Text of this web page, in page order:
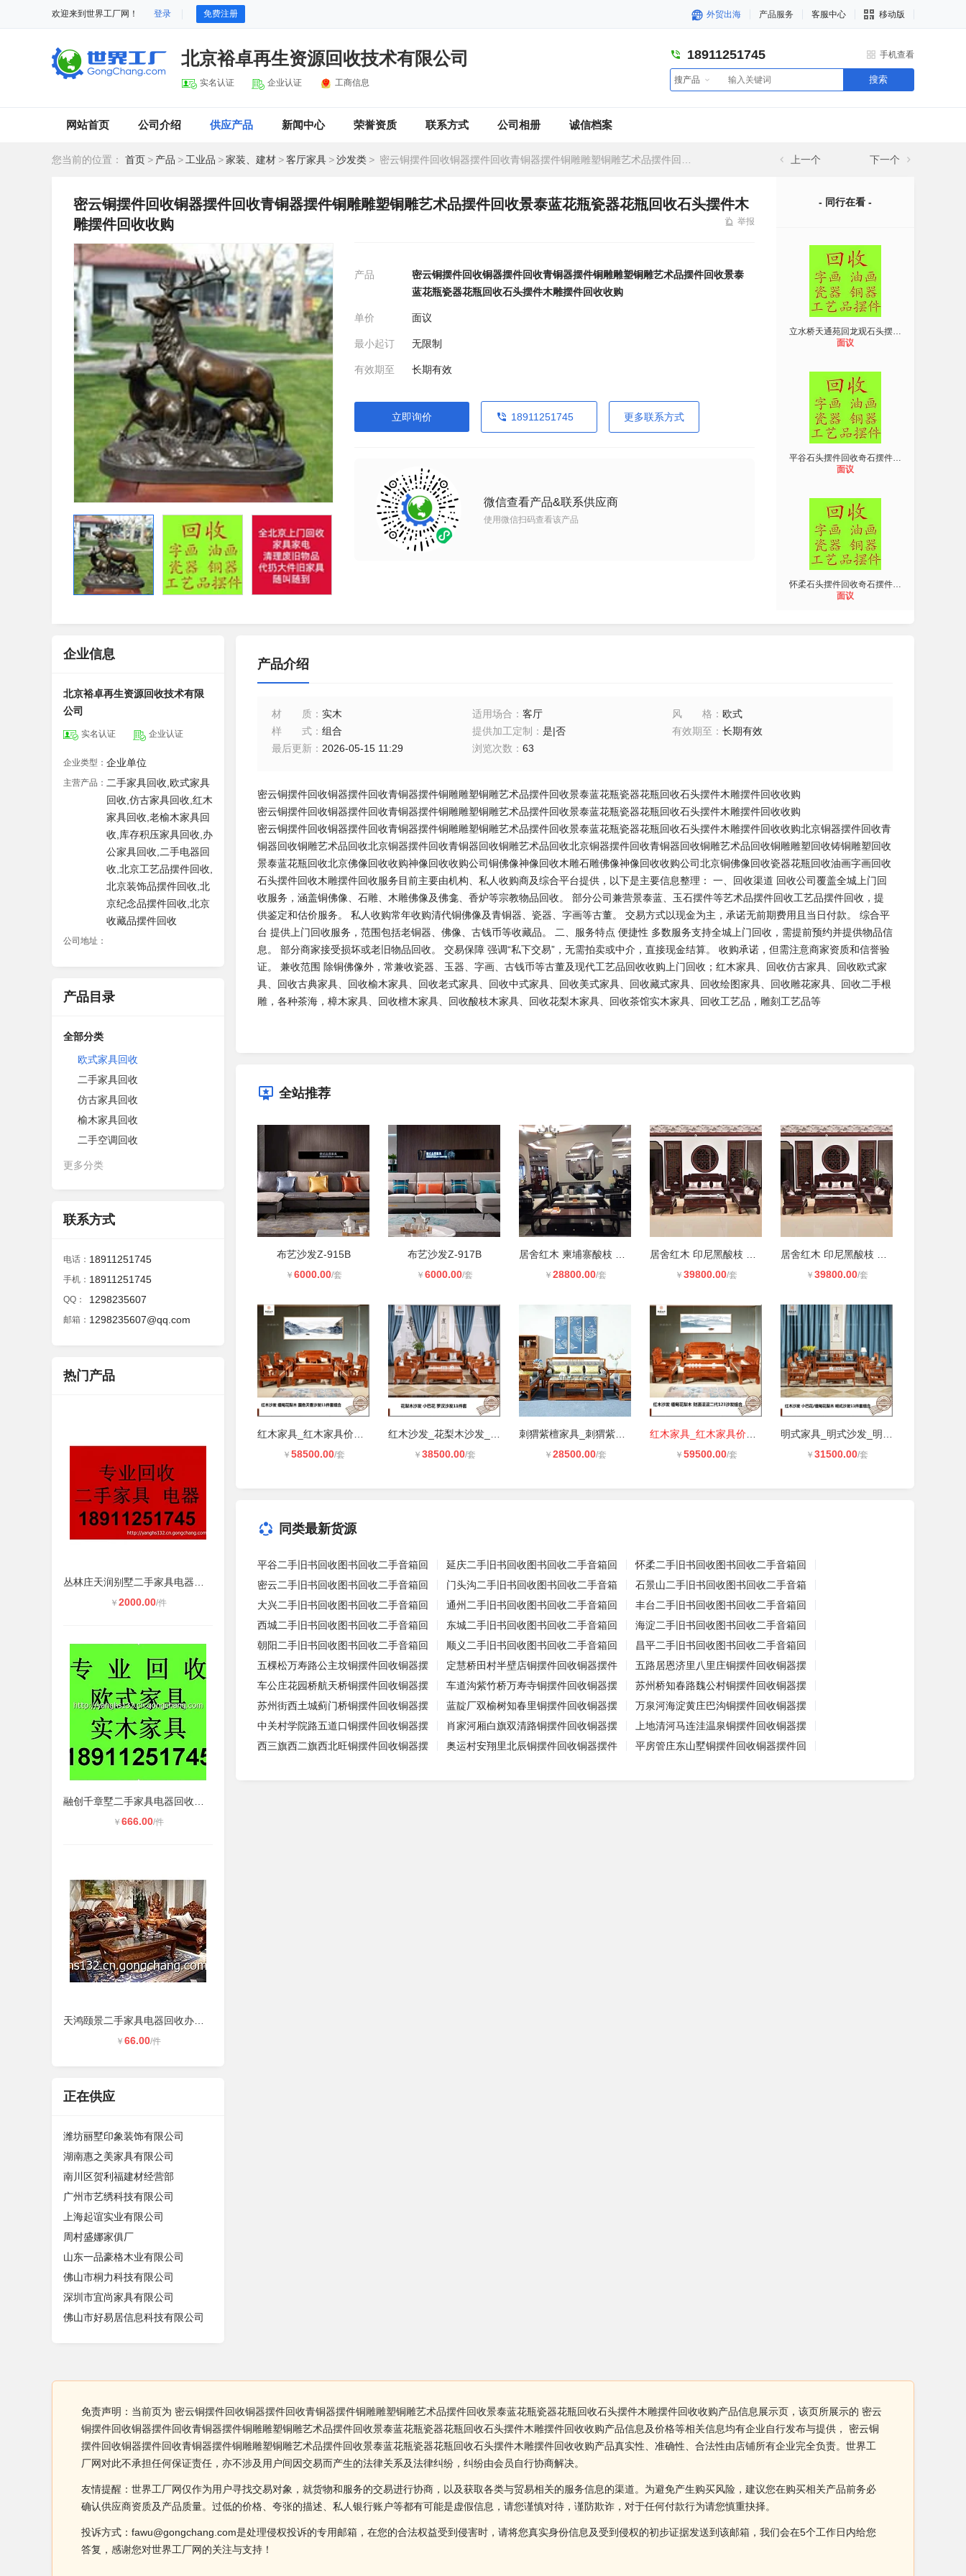
欢迎来到世界工厂网！ 登录 免费注册 外贸出海 产品服务 客服中心 移动版
北京裕卓再生资源回收技术有限公司
实名认证 企业认证 工商信息
18911251745 手机查看
搜产品 搜索
网站首页 公司介绍 供应产品 新闻中心 荣誉资质 联系方式 公司相册 诚信档案
您当前的位置： 首页 > 产品 > 工业品 >家装、建材 >客厅家具 >沙发类 > 密云铜摆件回收铜器摆件回收青铜器摆件铜雕雕塑铜雕艺术品摆件回收景泰蓝花瓶瓷器花瓶回收石头摆件木雕摆件回收收购 上一个 下一个
密云铜摆件回收铜器摆件回收青铜器摆件铜雕雕塑铜雕艺术品摆件回收景泰蓝花瓶瓷器花瓶回收石头摆件木
雕摆件回收收购
举报
产品
密云铜摆件回收铜器摆件回收青铜器摆件铜雕雕塑铜雕艺术品摆件回收景泰
蓝花瓶瓷器花瓶回收石头摆件木雕摆件回收收购
单价 面议
最小起订 无限制
有效期至 长期有效
立即询价 18911251745 更多联系方式
微信查看产品&联系供应商
使用微信扫码查看该产品
- 同行在看 -
立水桥天通苑回龙观石头摆件回收奇石
面议
平谷石头摆件回收奇石摆件回收铜器摆
面议
怀柔石头摆件回收奇石摆件回收铜器摆
面议
企业信息
北京裕卓再生资源回收技术有限
公司
实名认证 企业认证
企业类型： 企业单位
主营产品： 二手家具回收,欧式家具
回收,仿古家具回收,红木
家具回收,老榆木家具回
收,库存积压家具回收,办
公家具回收,二手电器回
收,北京工艺品摆件回收,
北京装饰品摆件回收,北
京纪念品摆件回收,北京
收藏品摆件回收
公司地址：
产品目录
全部分类
欧式家具回收
二手家具回收
仿古家具回收
榆木家具回收
二手空调回收
更多分类
联系方式
电话： 18911251745
手机： 18911251745
QQ： 1298235607
邮箱： 1298235607@qq.com
热门产品
￥ 2000.00/件
￥ 666.00/件
￥ 66.00/件
正在供应
潍坊丽墅印象装饰有限公司
湖南惠之美家具有限公司
南川区贺利福建材经营部
广州市艺绣科技有限公司
上海起谊实业有限公司
周村盛娜家俱厂
山东一品豪格木业有限公司
佛山市桐力科技有限公司
深圳市宜尚家具有限公司
佛山市好易居信息科技有限公司
产品介绍
材质 ： 实木 适用场合 ： 客厅 风格 ：欧式
样式 ： 组合 提供加工定制 ： 是|否 有效期至 ：长期有效
最后更新 ： 2026-05-15 11:29 浏览次数 ： 63
密云铜摆件回收铜器摆件回收青铜器摆件铜雕雕塑铜雕艺术品摆件回收景泰蓝花瓶瓷器花瓶回收石头摆件木雕摆件回收收购
密云铜摆件回收铜器摆件回收青铜器摆件铜雕雕塑铜雕艺术品摆件回收景泰蓝花瓶瓷器花瓶回收石头摆件木雕摆件回收收购
密云铜摆件回收铜器摆件回收青铜器摆件铜雕雕塑铜雕艺术品摆件回收景泰蓝花瓶瓷器花瓶回收石头摆件木雕摆件回收收购北京铜器摆件回收青
铜器回收铜雕艺术品回收北京铜器摆件回收青铜器回收铜雕艺术品回收北京铜器摆件回收青铜器回收铜雕艺术品回收铜雕雕塑回收铸铜雕塑回收
景泰蓝花瓶回收北京佛像回收收购神像回收收购公司铜佛像神像回收木雕石雕佛像神像回收收购公司北京铜佛像回收瓷器花瓶回收油画字画回收
石头摆件回收木雕摆件回收服务目前主要由机构、私人收购商及综合平台提供，以下是主要信息整理： 一、回收渠道 回收公司‌覆盖全城上门回
收服务，涵盖铜佛像、石雕、木雕佛像及佛龛、香炉等宗教物品回收。 部分公司兼营景泰蓝、玉石摆件等艺术品摆件回收工艺品摆件回收，提
供鉴定和估价服务。 ‌私人收购‌常年收购清代铜佛像及青铜器、瓷器、字画等古董。 交易方式以现金为主，承诺无前期费用且当日付款。 ‌综合平
台‌ 提供上门回收服务，范围包括老铜器、佛像、古钱币等收藏品。 二、服务特点 ‌便捷性‌ 多数服务支持全城上门回收，需提前预约并提供物品信
息。 部分商家接受损坏或老旧物品回收。 ‌交易保障‌ 强调“私下交易”，无需拍卖或中介，直接现金结算。 收购承诺，但需注意商家资质和信誉验
证。 ‌兼收范围‌ 除铜佛像外，常兼收瓷器、玉器、字画、古钱币等古董及现代工艺品回收收购上门回收；红木家具、回收仿古家具、回收欧式家
具、回收古典家具、回收榆木家具、回收老式家具、回收中式家具、回收美式家具、回收藏式家具、回收绘图家具、回收雕花家具、回收二手根
雕，各种茶海，樟木家具、回收檀木家具、回收酸枝木家具、回收花梨木家具、回收茶馆实木家具、回收工艺品，雕刻工艺品等
全站推荐
布艺沙发Z-915B
￥ 6000.00/套
布艺沙发Z-917B
￥ 6000.00/套 ￥ 28800.00/套 ￥ 39800.00/套 ￥ 39800.00/套
￥ 58500.00/套 ￥ 38500.00/套 ￥ 28500.00/套 ￥ 59500.00/套 ￥ 31500.00/套
同类最新货源
平谷二手旧书回收图书回收二手音箱回 延庆二手旧书回收图书回收二手音箱回
怀柔二手旧书回收图书回收二手音箱回
密云二手旧书回收图书回收二手音箱回
门头沟二手旧书回收图书回收二手音箱
石景山二手旧书回收图书回收二手音箱
大兴二手旧书回收图书回收二手音箱回
通州二手旧书回收图书回收二手音箱回
丰台二手旧书回收图书回收二手音箱回
西城二手旧书回收图书回收二手音箱回
东城二手旧书回收图书回收二手音箱回
海淀二手旧书回收图书回收二手音箱回
朝阳二手旧书回收图书回收二手音箱回
顺义二手旧书回收图书回收二手音箱回
昌平二手旧书回收图书回收二手音箱回
五棵松万寿路公主坟铜摆件回收铜器摆
定慧桥田村半壁店铜摆件回收铜器摆件
五路居恩济里八里庄铜摆件回收铜器摆
车公庄花园桥航天桥铜摆件回收铜器摆
车道沟紫竹桥万寿寺铜摆件回收铜器摆
苏州桥知春路魏公村铜摆件回收铜器摆
苏州街西土城蓟门桥铜摆件回收铜器摆
蓝靛厂双榆树知春里铜摆件回收铜器摆
万泉河海淀黄庄巴沟铜摆件回收铜器摆
中关村学院路五道口铜摆件回收铜器摆
肖家河厢白旗双清路铜摆件回收铜器摆
上地清河马连洼温泉铜摆件回收铜器摆
西三旗西二旗西北旺铜摆件回收铜器摆
奥运村安翔里北辰铜摆件回收铜器摆件 平房管庄东山墅铜摆件回收铜器摆件回
免责声明：当前页为 密云铜摆件回收铜器摆件回收青铜器摆件铜雕雕塑铜雕艺术品摆件回收景泰蓝花瓶瓷器花瓶回收石头摆件木雕摆件回收收购产品信息展示页，该页所展示的 密云
铜摆件回收铜器摆件回收青铜器摆件铜雕雕塑铜雕艺术品摆件回收景泰蓝花瓶瓷器花瓶回收石头摆件木雕摆件回收收购产品信息及价格等相关信息均有企业自行发布与提供， 密云铜
摆件回收铜器摆件回收青铜器摆件铜雕雕塑铜雕艺术品摆件回收景泰蓝花瓶瓷器花瓶回收石头摆件木雕摆件回收收购产品真实性、准确性、合法性由店铺所有企业完全负责。世界工
厂网对此不承担任何保证责任，亦不涉及用户间因交易而产生的法律关系及法律纠纷，纠纷由会员自行协商解决。
友情提醒：世界工厂网仅作为用户寻找交易对象，就货物和服务的交易进行协商，以及获取各类与贸易相关的服务信息的渠道。为避免产生购买风险，建议您在购买相关产品前务必
确认供应商资质及产品质量。过低的价格、夸张的描述、私人银行账户等都有可能是虚假信息，请您谨慎对待，谨防欺诈，对于任何付款行为请您慎重抉择。
投诉方式：fawu@gongchang.com是处理侵权投诉的专用邮箱，在您的合法权益受到侵害时，请将您真实身份信息及受到侵权的初步证据发送到该邮箱，我们会在5个工作日内给您
答复，感谢您对世界工厂网的关注与支持！